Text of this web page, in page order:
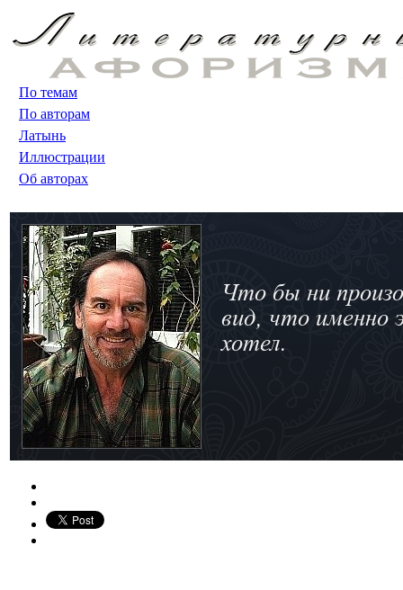
По темам
По авторам
Латынь
Иллюстрации
Об авторах